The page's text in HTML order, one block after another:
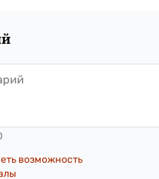
возможность